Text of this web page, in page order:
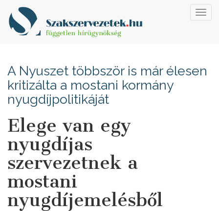
A Nyuszet többször is már élesen
kritizálta a mostani kormány
nyugdíjpolitikáját
Elege van egy
nyugdíjas
szervezetnek a
mostani
nyugdíjemelésből